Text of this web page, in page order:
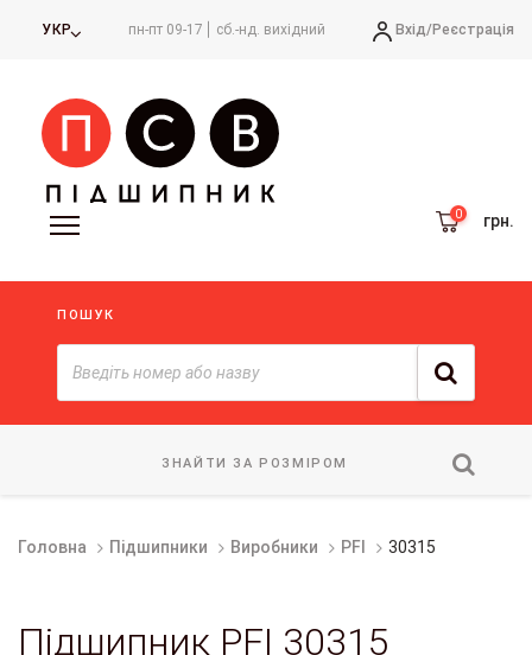
УКР пн-пт 09-17 сб.-нд. вихідний Вхід/Реєстрація
грн.
ПОШУК
ЗНАЙТИ ЗА РОЗМІРОМ
Головна Підшипники Виробники PFI 30315
Підшипник PFI 30315